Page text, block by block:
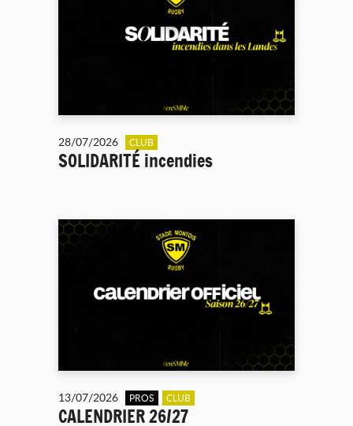
28/07/2026 CLUB
SOLIDARITÉ incendies
13/07/2026 PROS CLUB
CALENDRIER 26/27